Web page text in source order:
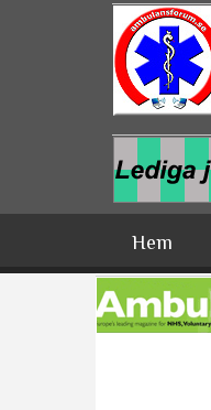
Hoppa till huvudinnehåll
Hem